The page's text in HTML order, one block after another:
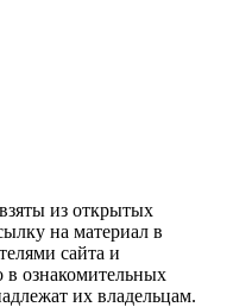
из открытых
на материал в
сайта и
в ознакомительных
их владельцам.